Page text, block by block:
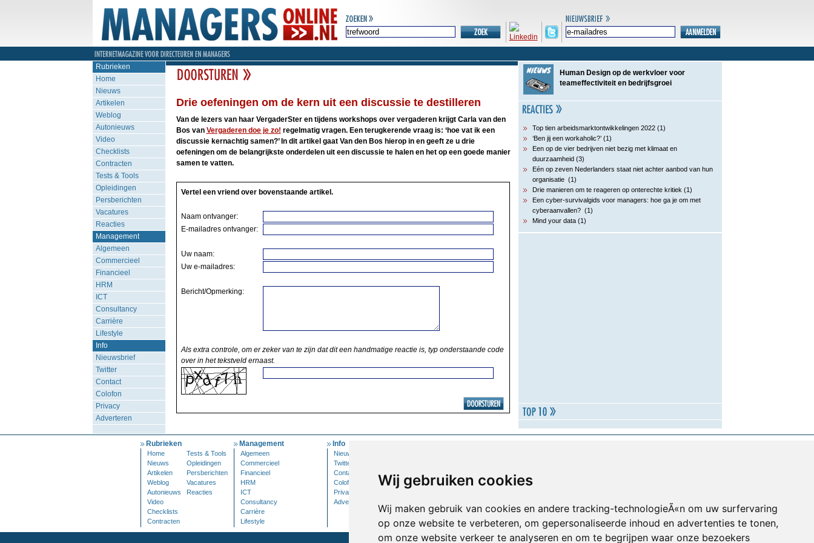
Wij gebruiken cookies
Wij maken gebruik van cookies en andere tracking-technologieÃ«n om uw surfervaring
op onze website te verbeteren, om gepersonaliseerde inhoud en advertenties te tonen,
om onze website verkeer te analyseren en om te begrijpen waar onze bezoekers
Rubrieken
Home
Nieuws
Artikelen
Weblog
Autonieuws
Video
Checklists
Contracten
Tests & Tools
Opleidingen
Persberichten
Vacatures
Reacties
Management
Algemeen
Commercieel
Financieel
HRM
ICT
Consultancy
Carrière
Lifestyle
Info
Nieuwsbrief
Twitter
Contact
Colofon
Privacy
Adverteren
Drie oefeningen om de kern uit een discussie te destilleren
Van de lezers van haar VergaderSter en tijdens workshops over vergaderen krijgt Carla van den
Bos van Vergaderen doe je zo! regelmatig vragen. Een terugkerende vraag is: ‘hoe vat ik een
discussie kernachtig samen?’ In dit artikel gaat Van den Bos hierop in en geeft ze u drie
oefeningen om de belangrijkste onderdelen uit een discussie te halen en het op een goede manier
samen te vatten.
Vertel een vriend over bovenstaande artikel.
Naam ontvanger:
E-mailadres ontvanger:
Uw naam:
Uw e-mailadres:
Bericht/Opmerking:
Als extra controle, om er zeker van te zijn dat dit een handmatige reactie is, typ onderstaande code
over in het tekstveld ernaast.
Human Design op de werkvloer voor
teameffectiviteit en bedrijfsgroei
Top tien arbeidsmarktontwikkelingen 2022 (1)
‘Ben jij een workaholic?’ (1)
Een op de vier bedrijven niet bezig met klimaat en
duurzaamheid (3)
Eén op zeven Nederlanders staat niet achter aanbod van hun
organisatie (1)
Drie manieren om te reageren op onterechte kritiek (1)
Een cyber-survivalgids voor managers: hoe ga je om met
cyberaanvallen? (1)
Mind your data (1)
Rubrieken
Home
Tests & Tools
Nieuws
Opleidingen
Artikelen
Persberichten
Weblog
Vacatures
Autonieuws
Reacties
Video
Checklists
Contracten
Management
Algemeen
Commercieel
Financieel
HRM
ICT
Consultancy
Carrière
Lifestyle
Info
Nieuwsbrief
Twitter
Contact
Colofon
Privacy
Adverteren